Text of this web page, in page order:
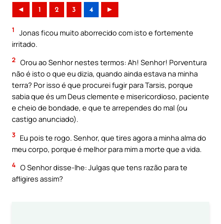
◄ 1 2 3 4 ►
1
Jonas ficou muito aborrecido com isto e fortemente
irritado.
2 Orou ao Senhor nestes termos: Ah! Senhor! Porventura
não é isto o que eu dizia, quando ainda estava na minha
terra? Por isso é que procurei fugir para Tarsis, porque
sabia que és um Deus clemente e misericordioso, paciente
e cheio de bondade, e que te arrependes do mal (ou
castigo anunciado).
3 Eu pois te rogo. Senhor, que tires agora a minha alma do
meu corpo, porque é melhor para mim a morte que a vida.
4 O Senhor disse-lhe: Julgas que tens razão para te
afligires assim?